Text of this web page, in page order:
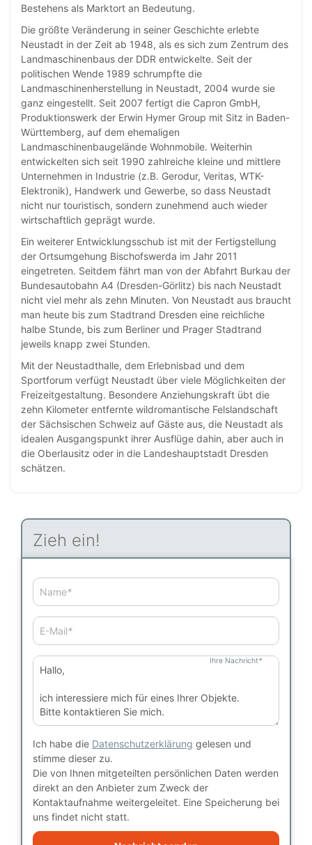
Bestehens als Marktort an Bedeutung.
Die größte Veränderung in seiner Geschichte erlebte
Neustadt in der Zeit ab 1948, als es sich zum Zentrum des
Landmaschinenbaus der DDR entwickelte. Seit der
politischen Wende 1989 schrumpfte die
Landmaschinenherstellung in Neustadt, 2004 wurde sie
ganz eingestellt. Seit 2007 fertigt die Capron GmbH,
Produktionswerk der Erwin Hymer Group mit Sitz in Baden-
Württemberg, auf dem ehemaligen
Landmaschinenbaugelände Wohnmobile. Weiterhin
entwickelten sich seit 1990 zahlreiche kleine und mittlere
Unternehmen in Industrie (z.B. Gerodur, Veritas, WTK-
Elektronik), Handwerk und Gewerbe, so dass Neustadt
nicht nur touristisch, sondern zunehmend auch wieder
wirtschaftlich geprägt wurde.
Ein weiterer Entwicklungsschub ist mit der Fertigstellung
der Ortsumgehung Bischofswerda im Jahr 2011
eingetreten. Seitdem fährt man von der Abfahrt Burkau der
Bundesautobahn A4 (Dresden-Görlitz) bis nach Neustadt
nicht viel mehr als zehn Minuten. Von Neustadt aus braucht
man heute bis zum Stadtrand Dresden eine reichliche
halbe Stunde, bis zum Berliner und Prager Stadtrand
jeweils knapp zwei Stunden.
Mit der Neustadthalle, dem Erlebnisbad und dem
Sportforum verfügt Neustadt über viele Möglichkeiten der
Freizeitgestaltung. Besondere Anziehungskraft übt die
zehn Kilometer entfernte wildromantische Felslandschaft
der Sächsischen Schweiz auf Gäste aus, die Neustadt als
idealen Ausgangspunkt ihrer Ausflüge dahin, aber auch in
die Oberlausitz oder in die Landeshauptstadt Dresden
schätzen.
Zieh ein!
Name*
E-Mail*
Ihre Nachricht*
Ich habe die Datenschutzerklärung gelesen und
stimme dieser zu.
Die von Ihnen mitgeteilten persönlichen Daten werden
direkt an den Anbieter zum Zweck der
Kontaktaufnahme weitergeleitet. Eine Speicherung bei
uns findet nicht statt.